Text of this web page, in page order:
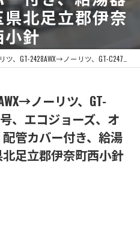
北足立郡伊奈
小針
ノーリツ、GT-C2472SAW-1 BL、24号、エコジョーズ、オート、屋外壁掛型、配管カバー付き、給湯器交換工事ー埼玉県北足立郡伊奈町西小針
ノーリツ、GT-
、エコジョーズ、オ
管カバー付き、給湯
足立郡伊奈町西小針